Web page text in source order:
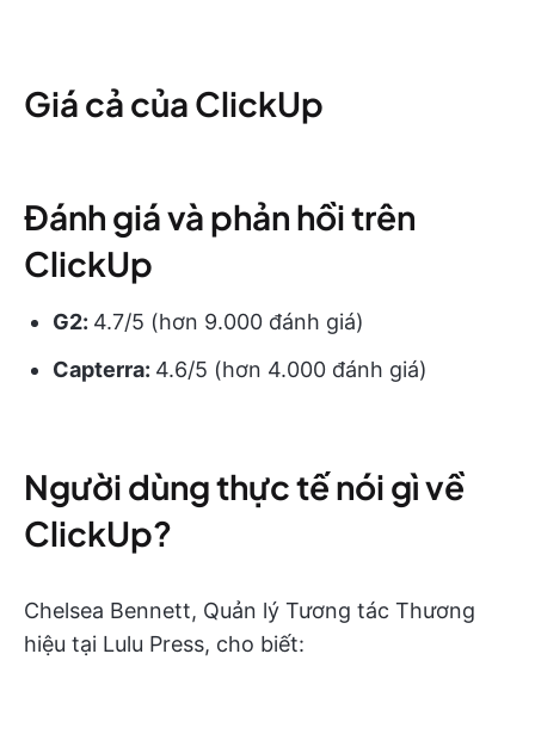
Giá cả của ClickUp
Đánh giá và phản hồi trên
ClickUp
G2: 4.7/5 (hơn 9.000 đánh giá)
Capterra: 4.6/5 (hơn 4.000 đánh giá)
Người dùng thực tế nói gì về
ClickUp?
Chelsea Bennett, Quản lý Tương tác Thương
hiệu tại Lulu Press, cho biết: